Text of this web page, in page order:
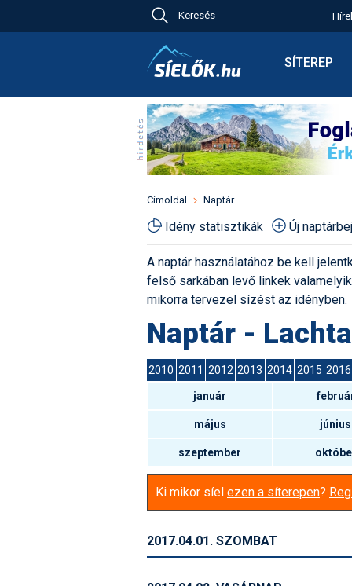
Keresés
SÍTEREP
Síbérletárak
Toplista
Havazás
Fotók
Címoldal Naptár
Idény statisztikák Új
A naptár használatához be kell
felső sarkában levő linkek
mikorra tervezel sízést az idényben.
Naptár -
2010 2011 2012 2013 2014 2015 2016
január
május június
szeptember
Ki mikor síel ezen a síterepen?
2017.04.01. SZOMBAT